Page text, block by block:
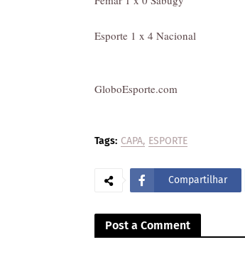
Esporte 1 x 4 Nacional
GloboEsporte.com
Tags: CAPA ESPORTE
Compartilhar
Post a Comment